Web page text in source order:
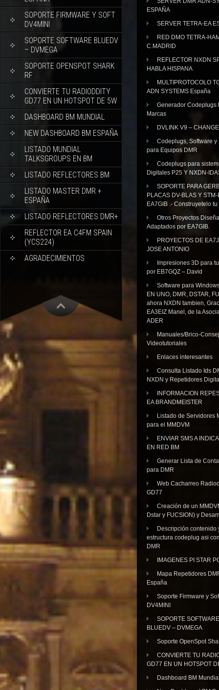
SOPORTE FIRMWARE Y SOFT
DV4MINI
SOPORTE SOFTWARE BLUEDV
– DVMEGA
SOPORTE OPENSPOT SHARK
RF
CONVIERTE TU RADIODDITY
GD77 EN UN HOTSPOT DE 5W
DASHBOARD BM MUNDIAL
NEW DASHBOARD BM ESPAÑA
LISTADO MUNDIAL
TALKSGROUPS EN BM
LISTADO REFLECTORES BM
LISTADO MASTER DMR +
ESPAÑA
LISTADO REFLECTORES DMR+
REFLECTOR EA C4FM SPAIN
(YCS224)
AGRADECIMIENTOS
ESPAÑA
SERVER TETRA-EA
RED DMO TETRA-
C.MADRID
REFLECTOR NXDN
HABLA HISPANA
MULTIPROTOCOLO
ADN SYSTEMS España
Generador Codeplugs
Marcas
DVLINK V9 –
Codeplugs, Software y
para Equipos DMR
Codeplugs para
Digitales P25 Y NXDN-
SOPORTE PARA
PLACAS DV-BLAS Y
EA7GIB .- Construyetelo
Otros Proyectos
Adaptados por EA7GIB.
PROYECTOS DE
JOSE ANTONIO
Impresiones 3D para
por EB7GQZ – David
Software para
EN UNO, DMR, DSTAR,
ahora NXDN tambien,
EA3EIZ Manel, de la
ADER
Manuales/Brico-
Videotutoriales
Enlaces interesantes
Consulta Listado Ids
NXDN y Repetidores
INFORMACION
EA BRANDMEISTER
Listado de Servidores
para el MMDVM
ENVIAR SMS A
EN RED BM
Generar Lista de
para DMR
Web Cacharreo
GD77
Creación de un
Dstar y FUCSION) y
Descripción contenido
estructura codeplug asi
DMR
IMAGENES PI STAR
Mapa Repetidores
España
Soporte Firmware y
DV4MINI
SOPORTE SOFTWARE
BLUEDV – DVMEGA
Soporte OpenSpot
CONVIERTE TU
GD77 EN UN HOTSPOT
Dashboard BM